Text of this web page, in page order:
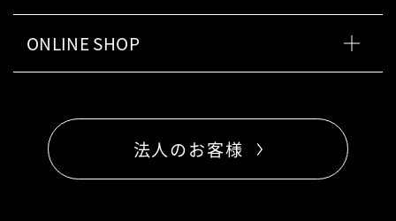
ONLINE SHOP
法人のお客様